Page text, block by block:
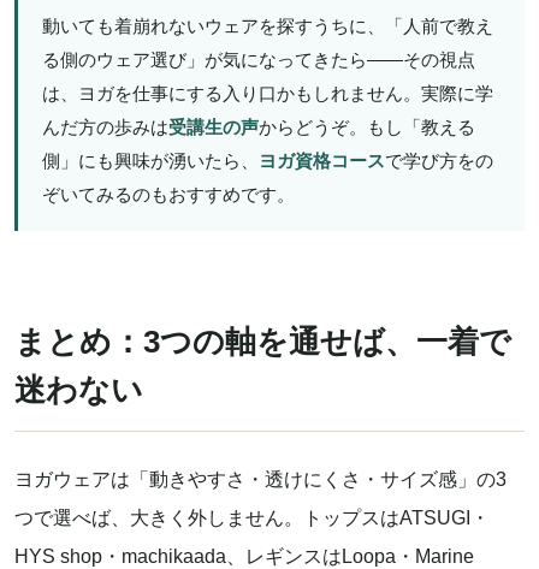
動いても着崩れないウェアを探すうちに、「人前で教え
る側のウェア選び」が気になってきたら——その視点
は、ヨガを仕事にする入り口かもしれません。実際に学
んだ方の歩みは受講生の声からどうぞ。もし「教える
側」にも興味が湧いたら、
ヨガ資格コースで学び方をの
ぞいてみるのもおすすめです。
まとめ：3つの軸を通せば、一着で
迷わない
ヨガウェアは「動きやすさ・透けにくさ・サイズ感」の3
つで選べば、大きく外しません。トップスはATSUGI・
HYS shop・machikaada、レギンスはLoopa・Marine